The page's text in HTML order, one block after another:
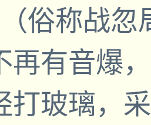
俗称战
再有音爆
打玻璃，